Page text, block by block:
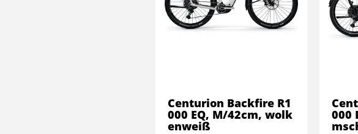
Centurion Backfire R1
000 EQ, M/42cm, wolk
enweiß
000